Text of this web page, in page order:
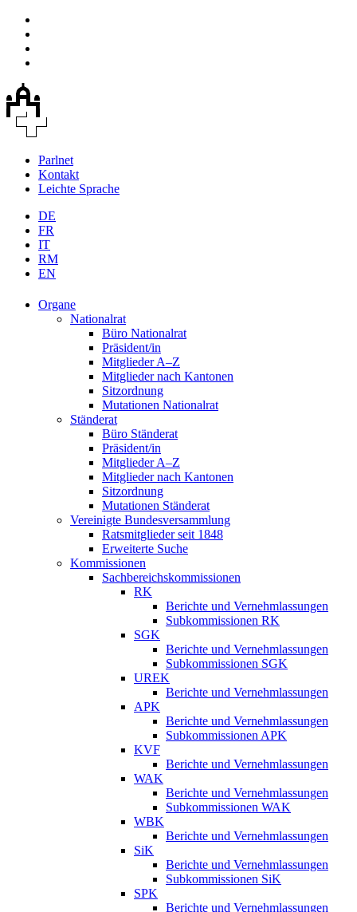
Parlnet
Kontakt
Leichte Sprache
DE
FR
IT
RM
EN
Organe
Nationalrat
Büro Nationalrat
Präsident/in
Mitglieder A–Z
Mitglieder nach Kantonen
Sitzordnung
Mutationen Nationalrat
Ständerat
Büro Ständerat
Präsident/in
Mitglieder A–Z
Mitglieder nach Kantonen
Sitzordnung
Mutationen Ständerat
Vereinigte Bundesversammlung
Ratsmitglieder seit 1848
Erweiterte Suche
Kommissionen
Sachbereichskommissionen
RK
Berichte und Vernehmlassungen
Subkommissionen RK
SGK
Berichte und Vernehmlassungen
Subkommissionen SGK
UREK
Berichte und Vernehmlassungen
APK
Berichte und Vernehmlassungen
Subkommissionen APK
KVF
Berichte und Vernehmlassungen
WAK
Berichte und Vernehmlassungen
Subkommissionen WAK
WBK
Berichte und Vernehmlassungen
SiK
Berichte und Vernehmlassungen
Subkommissionen SiK
SPK
Berichte und Vernehmlassungen